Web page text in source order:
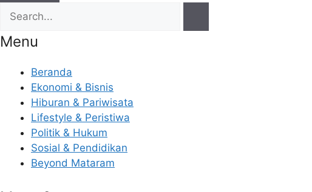
Menu
Beranda
Ekonomi & Bisnis
Hiburan & Pariwisata
Lifestyle & Peristiwa
Politik & Hukum
Sosial & Pendidikan
Beyond Mataram